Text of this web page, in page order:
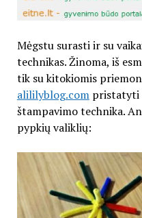
Mėgstu surasti ir su
technikas. Žinoma, iš
tik su kitokiomis
alililyblog.compristatyti
štampavimo technika.
pypkių valiklių: